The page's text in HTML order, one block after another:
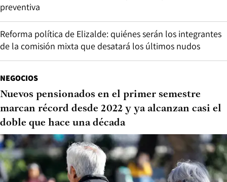
preventiva
Reforma política de Elizalde: quiénes serán los integrantes
de la comisión mixta que desatará los últimos nudos
NEGOCIOS
Nuevos pensionados en el primer semestre
marcan récord desde 2022 y ya alcanzan casi el
doble que hace una década